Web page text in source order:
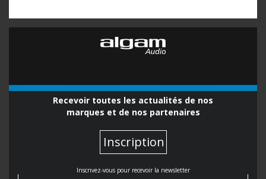
Recevoir toutes les actualités de nos
marques et de nos partenaires
Inscription
Inscrivez-vous pour recevoir la newsletter